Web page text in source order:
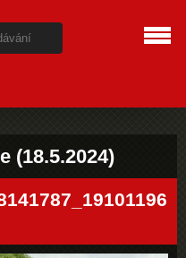
(18.5.2024)